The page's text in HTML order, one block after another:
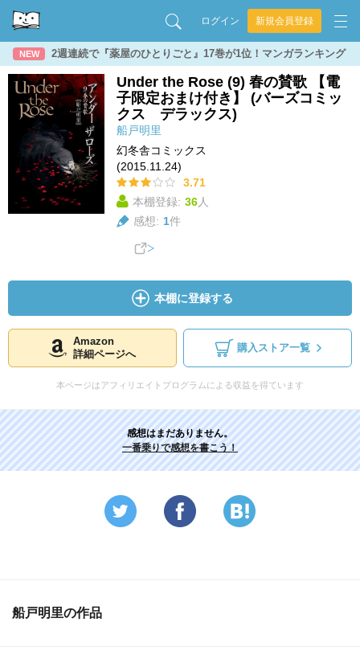
ログイン 新規会員登録
NEW 2週連続で『薬屋のひとりごと』17巻が1位！マンガランキング
Under the Rose (9) 春の賛歌 【電
子限定おまけ付き】 (バーズコミッ
クス デラックス)
船戸明里
幻冬舎コミックス
(2015.11.24)
3.71
本棚登録: 36人
感想: 1件
本棚に登録する
Amazon
詳細ページへ
購入ストア一覧
本ページはアフィリエイトプログラムによる収益を得ています
感想はまだありません。
一番乗りで感想を書こう！
船戸明里の作品